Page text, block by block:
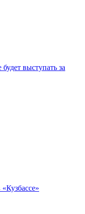
выступать за